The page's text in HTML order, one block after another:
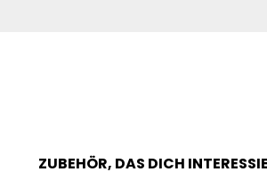
ZUBEHÖR, DAS DICH